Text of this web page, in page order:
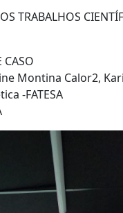
TRABALHOS
CASO
Montina Calor2,
-FATESA